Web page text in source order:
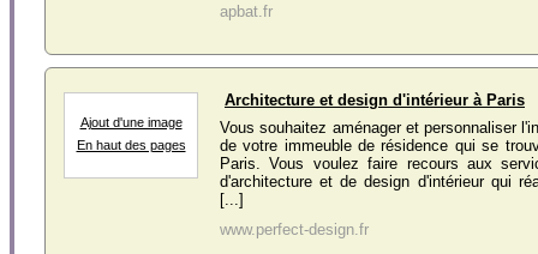
apbat.fr
Ajout d'une image
En haut des pages
Architecture et design d'intérieur à Paris
Vous souhaitez aménager et personnaliser
de votre immeuble de résidence qui se
Paris. Vous voulez faire recours aux
d'architecture et de design d'intérieur qui
[...]
www.perfect-design.fr